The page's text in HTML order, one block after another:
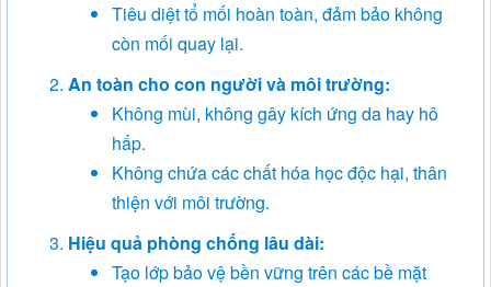
Tiêu diệt tổ mối hoàn toàn, đảm bảo không
còn mối quay lại.
An toàn cho con người và môi trường:
Không mùi, không gây kích ứng da hay hô
hấp.
Không chứa các chất hóa học độc hại, thân
thiện với môi trường.
Hiệu quả phòng chống lâu dài:
Tạo lớp bảo vệ bền vững trên các bề mặt